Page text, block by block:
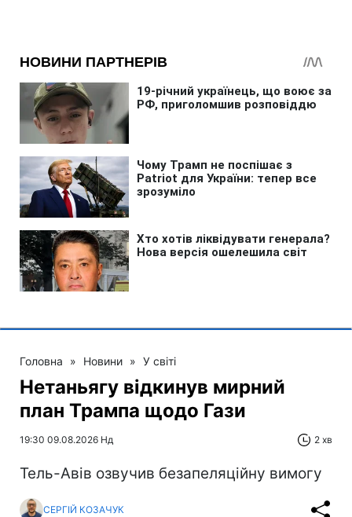
Головна » Новини » У світі
Нетаньягу відкинув мирний
план Трампа щодо Гази
19:30 09.08.2026 Нд 2 хв
Тель-Авів озвучив безапеляційну вимогу
СЕРГІЙ КОЗАЧУК